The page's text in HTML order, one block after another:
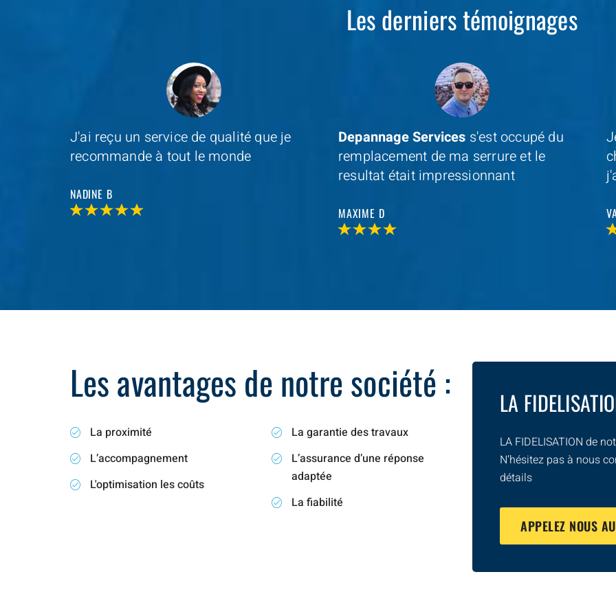
Les derniers témoignages
Depannage Servicess'est occupé du
remplacement de ma serrure et le
MAXIME D
Je cherchais un professionel à coté de
chez moi et avecDepannage Services
j'ai trouvé et je n'ai pas été decu
VALERIE V
Les avantages de notre société :
La proximité
L’accompagnement
L'optimisation les coûts
La garantie des travaux
L’assurance d’une réponse
adaptée
La fiabilité
LA
LA FIDELISATION de
N’hésitez pas à nous
détails
APPELEZ NOUS AU